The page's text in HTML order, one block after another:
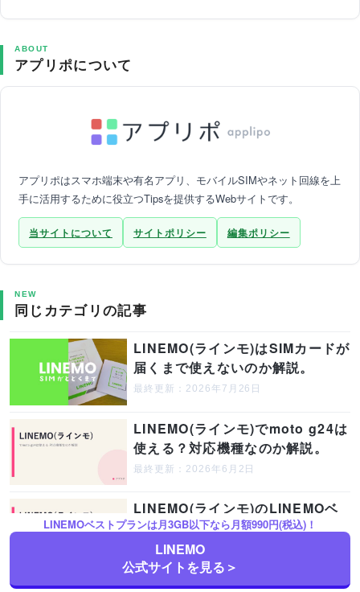
ABOUT
アプリポについて
アプリポはスマホ端末や有名アプリ、モバイルSIMやネット回線を上
手に活用するために役立つTipsを提供するWebサイトです。
当サイトについて サイトポリシー 編集ポリシー
NEW
同じカテゴリの記事
LINEMO(ラインモ)はSIMカードが
届くまで使えないのか解説。
最終更新：2026年7月26日
LINEMO(ラインモ)でmoto g24は
使える？対応機種なのか解説。
最終更新：2026年6月2日
LINEMO(ラインモ)のLINEMOベ
ストプランでスマホプランは終
了？お得なのはどっち？
最終更新：2026年8月1日
LINEMOベストプランは月3GB以下なら月額990円(税込)！
LINEMO
公式サイトを見る＞